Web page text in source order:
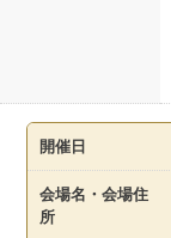
開催日
会場名・会場住
所